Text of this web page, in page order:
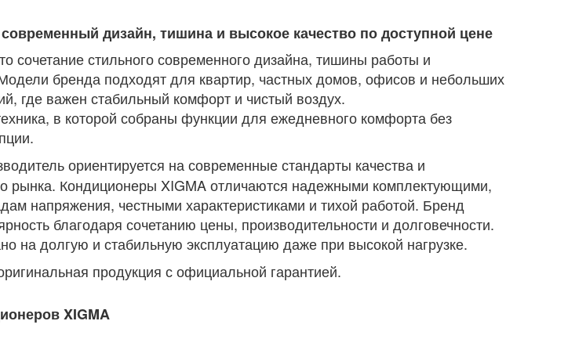
дизайн, тишина и высокое качество по доступной цене
сочетание стильного современного дизайна, тишины работы и
бренда подходят для квартир, частных домов, офисов и небольших
где важен стабильный комфорт и чистый воздух.
в которой собраны функции для ежедневного комфорта без
ориентируется на современные стандарты качества и
рынка. Кондиционеры XIGMA отличаются надежными комплектующими,
напряжения, честными характеристиками и тихой работой. Бренд
благодаря сочетанию цены, производительности и долговечности.
на долгую и стабильную эксплуатацию даже при высокой нагрузке.
продукция с официальной гарантией.
XIGMA